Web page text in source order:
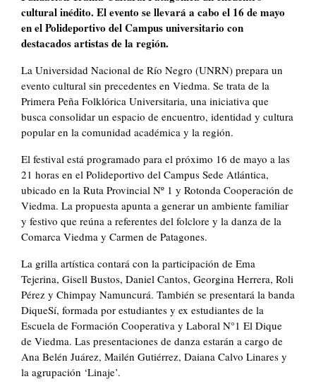
cultural inédito. El evento se llevará a cabo el 16 de mayo
en el Polideportivo del Campus universitario con
destacados artistas de la región.
La Universidad Nacional de Río Negro (UNRN) prepara un
evento cultural sin precedentes en Viedma. Se trata de la
Primera Peña Folklórica Universitaria, una iniciativa que
busca consolidar un espacio de encuentro, identidad y cultura
popular en la comunidad académica y la región.
El festival está programado para el próximo 16 de mayo a las
21 horas en el Polideportivo del Campus Sede Atlántica,
ubicado en la Ruta Provincial Nº 1 y Rotonda Cooperación de
Viedma. La propuesta apunta a generar un ambiente familiar
y festivo que reúna a referentes del folclore y la danza de la
Comarca Viedma y Carmen de Patagones.
La grilla artística contará con la participación de Ema
Tejerina, Gisell Bustos, Daniel Cantos, Georgina Herrera, Roli
Pérez y Chimpay Namuncurá. También se presentará la banda
DiqueSí, formada por estudiantes y ex estudiantes de la
Escuela de Formación Cooperativa y Laboral N°1 El Dique
de Viedma. Las presentaciones de danza estarán a cargo de
Ana Belén Juárez, Mailén Gutiérrez, Daiana Calvo Linares y
la agrupación ‘Linaje’.